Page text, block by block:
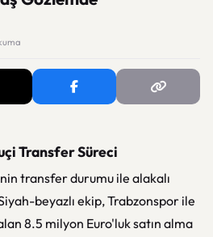
Transfer Süreci
transfer durumu ile alakalı
beyazlı ekip, Trabzonspor ile
8.5 milyon Euro'luk satın alma